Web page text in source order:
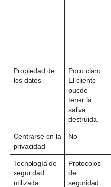
Propiedad de
los datos
Poco claro.
El cliente
puede
tener la
saliva
destruida.
Centrarse en la
privacidad
No
Tecnología de
seguridad
utilizada
Protocolos
de
seguridad